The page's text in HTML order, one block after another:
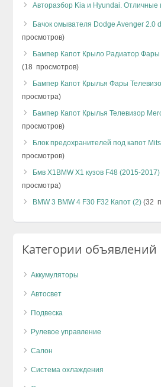
Авторазбор Kia и Hyundai. Отличные
Бачок омывателя Dodge Avenger 2.0
просмотров)
Бампер Капот Крыло Радиатор Фары
(18 просмотров)
Бампер Капот Крылья Фары
просмотра)
Бампер Капот Крылья Телевизор
просмотров)
Блок предохранителей под капот
просмотров)
Бмв Х1BMW X1 кузов F48 (2015-
просмотра)
BMW 3 BMW 4 F30 F32 Капот (2) (32
Категории объявлений
Аккумуляторы
Автосвет
Подвеска
Рулевое управление
Салон
Система охлаждения